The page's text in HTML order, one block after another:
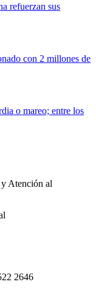
refuerzan sus
con 2 millones de
o mareo; entre los
Atención al
2646